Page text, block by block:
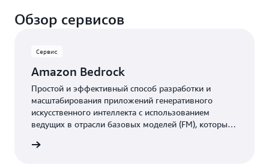
Обзор сервисов
Сервис
Amazon Bedrock
Простой и эффективный способ разработки и
масштабирования приложений генеративного
искусственного интеллекта с использованием
ведущих в отрасли базовых моделей (FM), которые
требованиям безопасности для таких задач, как